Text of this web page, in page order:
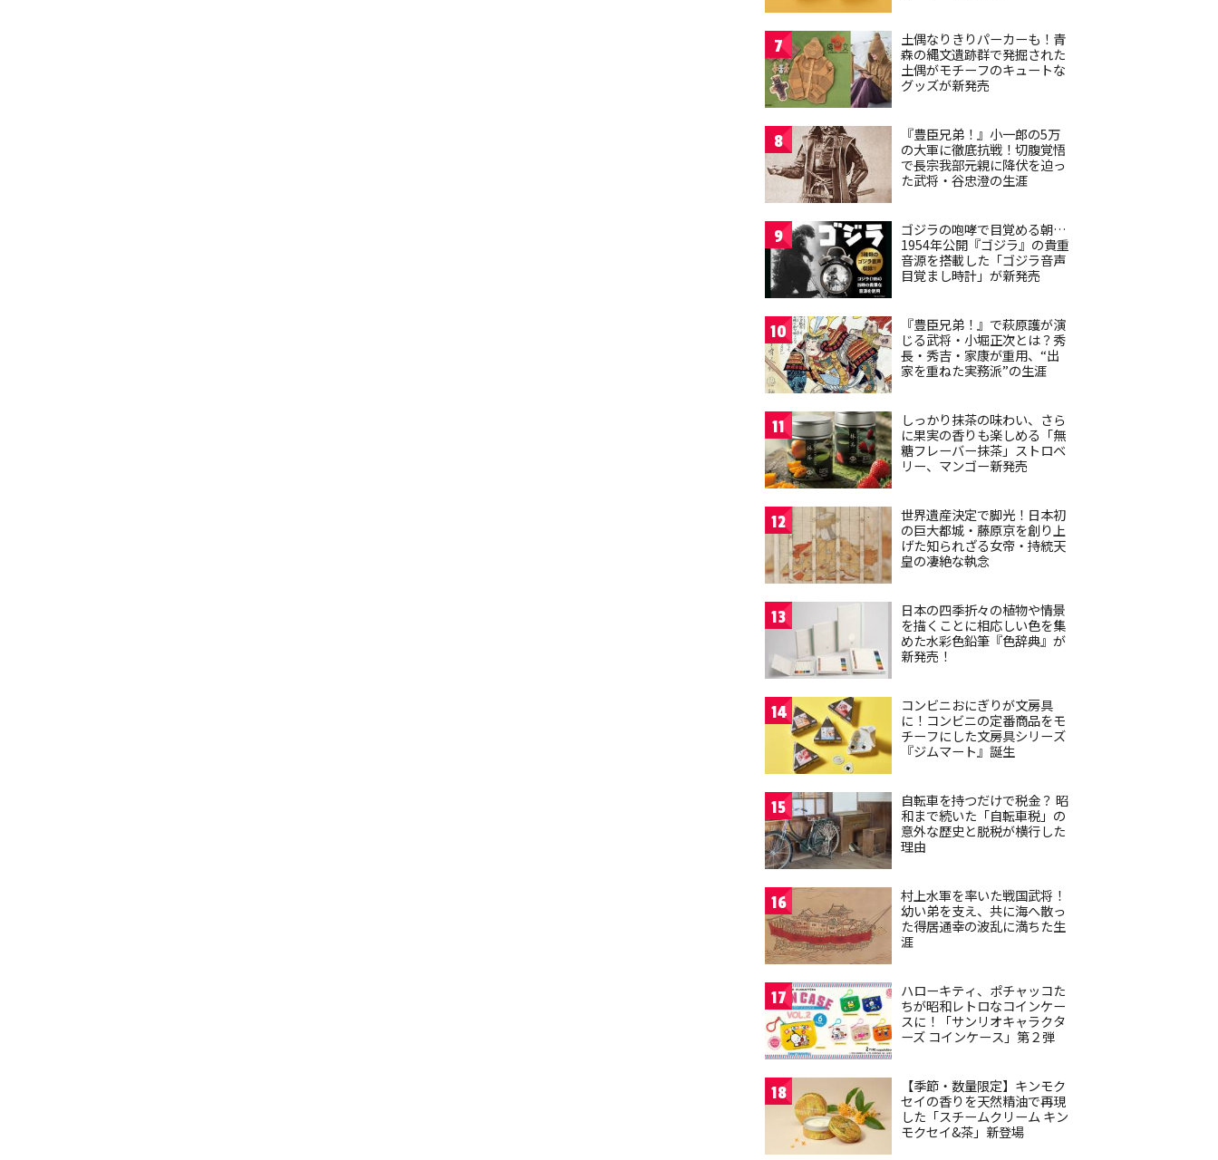
7
土偶なりきりパーカーも！青
森の縄文遺跡群で発掘された
土偶がモチーフのキュートな
グッズが新発売
8
『豊臣兄弟！』小一郎の5万
の大軍に徹底抗戦！切腹覚悟
で長宗我部元親に降伏を迫っ
た武将・谷忠澄の生涯
9
ゴジラの咆哮で目覚める朝…
1954年公開『ゴジラ』の貴重
音源を搭載した「ゴジラ音声
目覚まし時計」が新発売
10
『豊臣兄弟！』で萩原護が演
じる武将・小堀正次とは？秀
長・秀吉・家康が重用、“出
家を重ねた実務派”の生涯
11
しっかり抹茶の味わい、さら
に果実の香りも楽しめる「無
糖フレーバー抹茶」ストロベ
リー、マンゴー新発売
12
世界遺産決定で脚光！日本初
の巨大都城・藤原京を創り上
げた知られざる女帝・持統天
皇の凄絶な執念
13
日本の四季折々の植物や情景
を描くことに相応しい色を集
めた水彩色鉛筆『色辞典』が
新発売！
14
コンビニおにぎりが文房具
に！コンビニの定番商品をモ
チーフにした文房具シリーズ
『ジムマート』誕生
15
自転車を持つだけで税金？ 昭
和まで続いた「自転車税」の
意外な歴史と脱税が横行した
理由
16
村上水軍を率いた戦国武将！
幼い弟を支え、共に海へ散っ
た得居通幸の波乱に満ちた生
涯
17
ハローキティ、ポチャッコた
ちが昭和レトロなコインケー
スに！「サンリオキャラクタ
ーズ コインケース」第２弾
18
【季節・数量限定】キンモク
セイの香りを天然精油で再現
した「スチームクリーム キン
モクセイ&茶」新登場